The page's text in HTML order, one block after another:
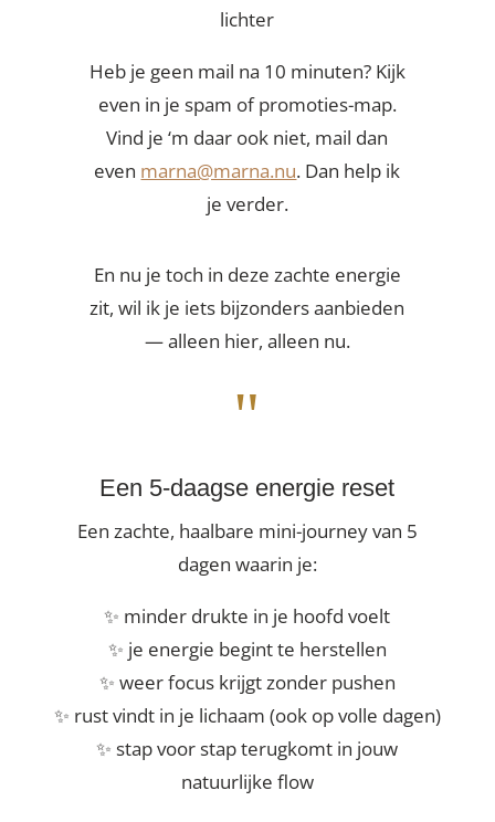
lichter
Heb je geen mail na 10 minuten? Kijk
even in je spam of promoties-map.
Vind je ‘m daar ook niet, mail dan
even marna@marna.nu. Dan help ik
je verder.
En nu je toch in deze zachte energie
zit, wil ik je iets bijzonders aanbieden
— alleen hier, alleen nu.
"
Een 5-daagse energie reset
Een zachte, haalbare mini-journey van 5
dagen waarin je:
✨ minder drukte in je hoofd voelt
✨ je energie begint te herstellen
✨ weer focus krijgt zonder pushen
✨ rust vindt in je lichaam (ook op volle dagen)
✨ stap voor stap terugkomt in jouw
natuurlijke flow